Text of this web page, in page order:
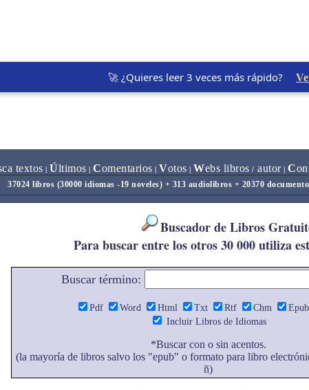
🚀 ¿Quieres leer 3 veces más rápido?
textos Últimos |Comentarios Votos Webs libros / autor|C
37024 libros (30000 idiomas -19 noveles) + 313 audiolibros + 20370
Buscador de Libros
Para buscar entre los otros 30 000 utiliza
Buscar término:
Pdf Word Html Txt Rtf Chm Epub
Incluir Libros de Idiomas
*Buscar con o sin acentos.
(la mayoría de libros salvo los "epub" o formato para libro
ñ)